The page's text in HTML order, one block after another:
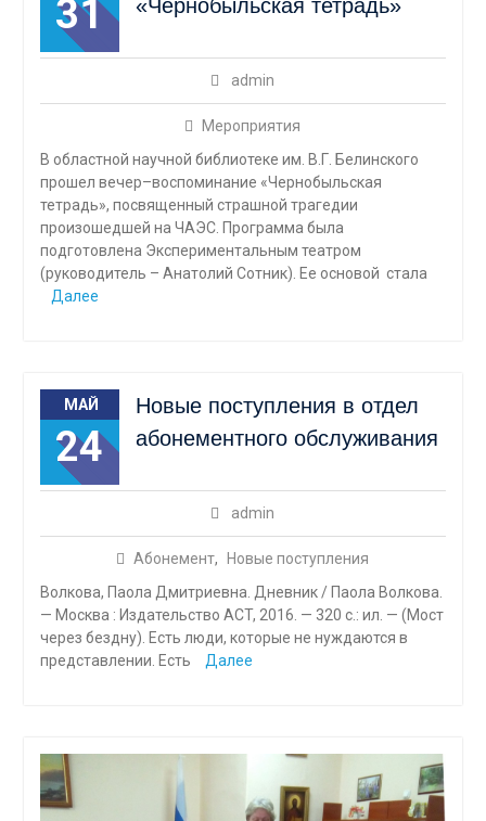
31 «Чернобыльская тетрадь»
admin
Мероприятия
В областной научной библиотеке им. В.Г. Белинского
прошел вечер–воспоминание «Чернобыльская
тетрадь», посвященный страшной трагедии
произошедшей на ЧАЭС. Программа была
подготовлена Экспериментальным театром
(руководитель – Анатолий Сотник). Ее основой стала
Далее
МАЙ
24
Новые поступления в отдел
абонементного обслуживания
admin
Абонемент, Новые поступления
Волкова, Паола Дмитриевна. Дневник / Паола Волкова.
— Москва : Издательство ACT, 2016. — 320 с.: ил. — (Мост
через бездну). Есть люди, которые не нуждаются в
представлении. Есть
Далее